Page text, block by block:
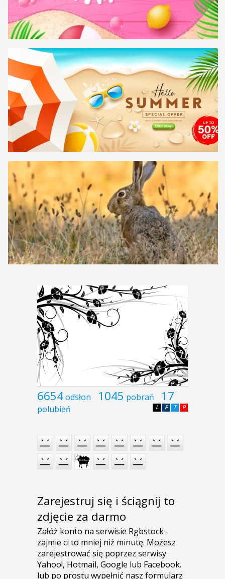
6654odsłon 1045 pobrań 17
polubień P
T
F
L
Zarejestruj się i ściągnij to
zdjęcie za darmo